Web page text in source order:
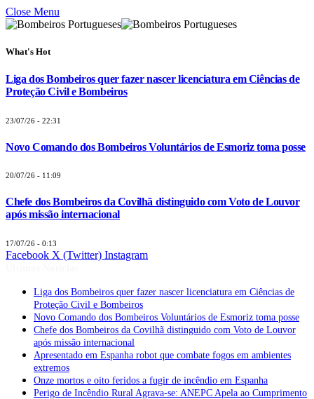
Close Menu
What's Hot
Liga dos Bombeiros quer fazer nascer licenciatura em Ciências de
Proteção Civil e Bombeiros
23/07/26 - 22:31
Novo Comando dos Bombeiros Voluntários de Esmoriz toma posse
20/07/26 - 11:09
Chefe dos Bombeiros da Covilhã distinguido com Voto de Louvor
após missão internacional
17/07/26 - 0:13
Facebook X (Twitter) Instagram
Liga dos Bombeiros quer fazer nascer licenciatura em Ciências de
Proteção Civil e Bombeiros
Novo Comando dos Bombeiros Voluntários de Esmoriz toma posse
Chefe dos Bombeiros da Covilhã distinguido com Voto de Louvor
após missão internacional
Apresentado em Espanha robot que combate fogos em ambientes
extremos
Onze mortos e oito feridos a fugir de incêndio em Espanha
Perigo de Incêndio Rural Agrava-se: ANEPC Apela ao Cumprimento